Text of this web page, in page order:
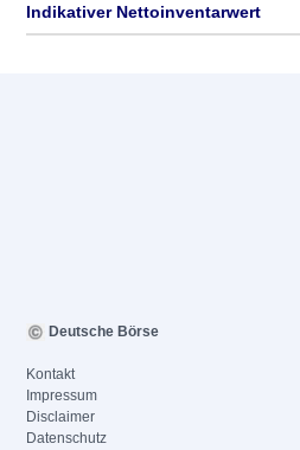
Indikativer Nettoinventarwert
Deutsche Börse
Kontakt
Impressum
Disclaimer
Datenschutz